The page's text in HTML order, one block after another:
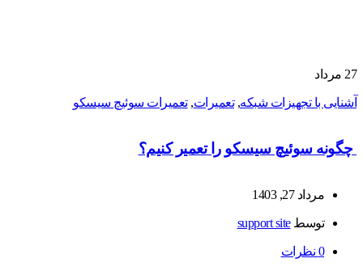
27 مرداد
آشنایی با تجهیزات شبکه,تعمیرات,تعمیرات سوئیچ سیسکو
چگونه سوئیچ سیسکو را تعمیر کنیم؟
مرداد 27, 1403
توسطsupport site
0 نظرات